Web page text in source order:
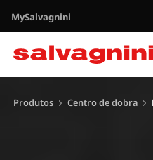
MySalvagnini
Produtos Centro de dobra